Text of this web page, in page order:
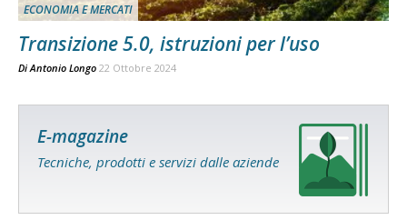
ECONOMIA E MERCATI
Transizione 5.0, istruzioni per l’uso
Di Antonio Longo 22 Ottobre 2024
E-magazine
Tecniche, prodotti e servizi dalle aziende